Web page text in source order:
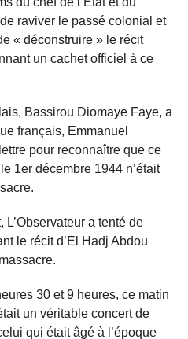
raviver le passé colonial et
« déconstruire » le récit
un cachet officiel à ce
Bassirou Diomaye Faye, a
français, Emmanuel
pour reconnaître que ce
1er décembre 1944 n’était
a tenté de
le récit d’El Hadj Abdou
30 et 9 heures, ce matin
un véritable concert de
qui était âgé à l’époque